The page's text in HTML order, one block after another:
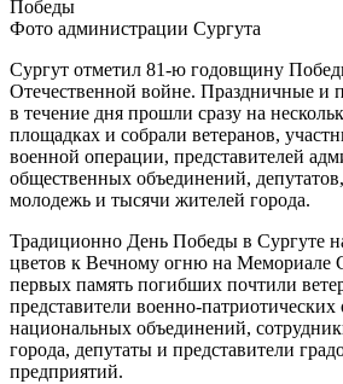
Фото администрации Сургута
Сургут отметил 81-ю годовщину
Отечественной войне. Праздничные и
в течение дня прошли сразу на
площадках и собрали ветеранов,
военной операции, представителей
общественных объединений,
молодежь и тысячи жителей города.
Традиционно День Победы в Сургуте
цветов к Вечному огню на Мемориале
первых память погибших почтили
представители военно-патриотических
национальных объединений,
города, депутаты и представители
предприятий.